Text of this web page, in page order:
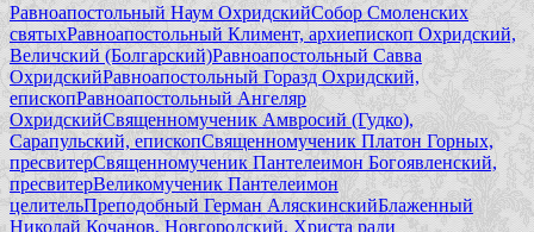
Равноапостольный Наум ОхридскийСобор Смоленских
святыхРавноапостольный Климент, архиепископ Охридский,
Величский (Болгарский)Равноапостольный Савва
ОхридскийРавноапостольный Горазд Охридский,
епископРавноапостольный Ангеляр
ОхридскийСвященномученик Амвросий (Гудко),
Сарапульский, епископСвященномученик Платон Горных,
пресвитерСвященномученик Пантелеимон Богоявленский,
пресвитерВеликомученик Пантелеимон
целительПреподобный Герман АляскинскийБлаженный
Николай Кочанов, Новгородский, Христа ради